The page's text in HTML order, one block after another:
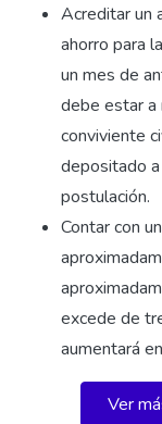
Acreditar un
ahorro para
un mes de
debe estar a
conviviente
depositado
postulación.
Contar con
excede de
aumentará
Ver